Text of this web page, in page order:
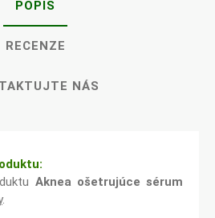
POPIS
RECENZE
NÁS
Aknea ošetrujúce sérum
.